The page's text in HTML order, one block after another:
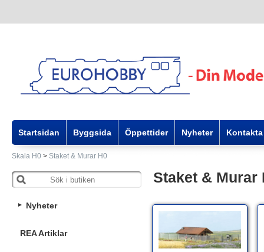
Startsidan Byggsida Öppettider Nyheter
Skala H0 > Staket & Murar H0
Nyheter
REA Artiklar
Staket & Murar